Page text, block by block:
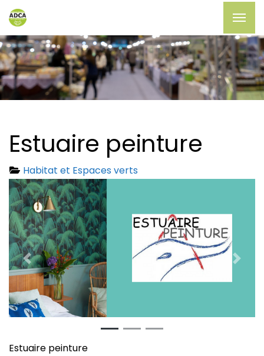
Estuaire peinture
Habitat et Espaces verts
Previous Next
Estuaire peinture